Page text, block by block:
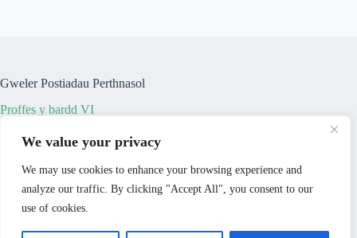
We value your privacy
We may use cookies to enhance your browsing experience and
analyze our traffic. By clicking "Accept All", you consent to our
use of cookies.
Gweler Postiadau Perthnasol
Proffes y bardd VI
Proffes y bardd III